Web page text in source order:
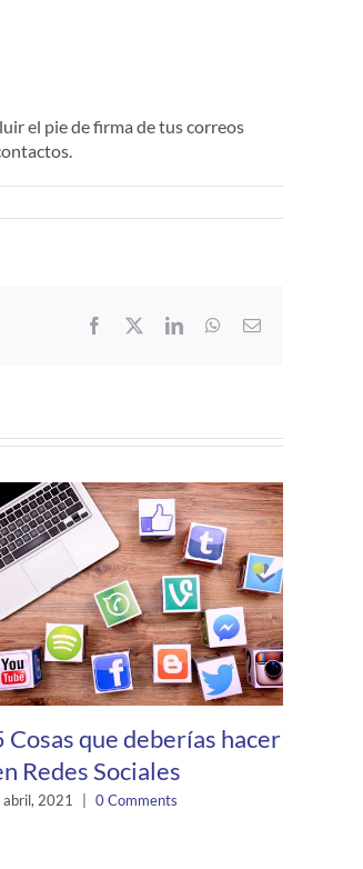
el pie de firma de tus correos
Facebook LinkedInWhatsApp
Email
Cosas que deberías hacer
Redes Sociales
abril, 2021 0 Comments